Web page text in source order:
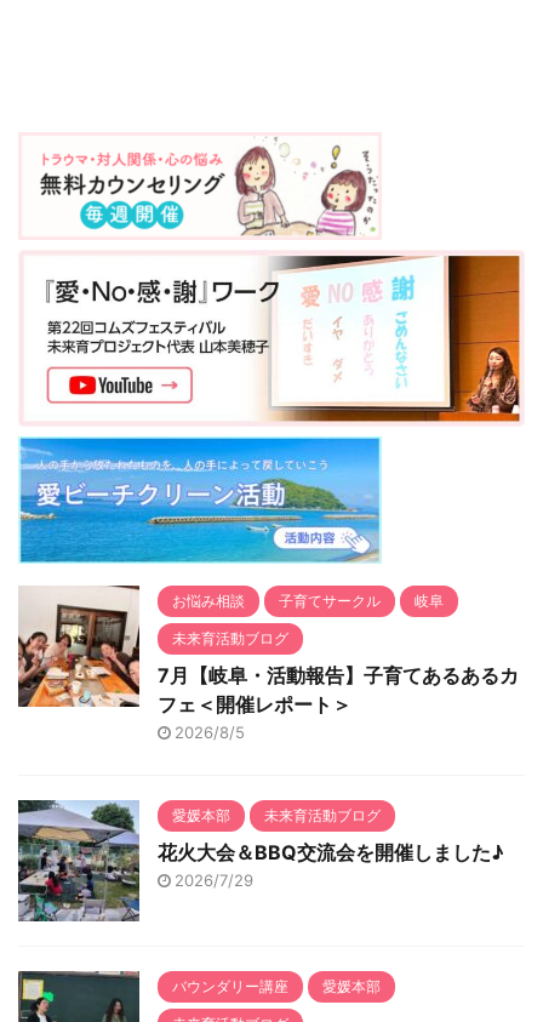
方も、ご心配なくお申込
みくださいね。 ...
が感じ合い、響き合う時
間 ...
～✾プラクティショナー
からのメッセージ✾～ わ
たしたちHIT認定プラク
ティショナーは、 お悩み
を伺い、様々なスキルの
中から最適なスキルを提
案することもしていま
す。 どんなスキルを受け
たらいいのかわからない
方も、ご心配なくお申込
みくださいね。 互い
が感じ合い、響き合う時
間 私たちプラクティシ
ョナーは、クラ ...
お悩み相談 子育てサークル 岐阜
未来育活動ブログ
7月【岐阜・活動報告】子育てあるあるカ
フェ＜開催レポート＞
2026/8/5
愛媛本部 未来育活動ブログ
花火大会＆BBQ交流会を開催しました♪
2026/7/29
バウンダリー講座 愛媛本部